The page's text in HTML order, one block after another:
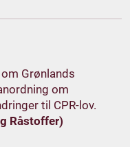
Grønlands
om
til CPR-lov.
Råstoffer)